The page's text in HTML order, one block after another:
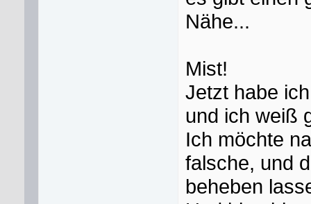
Nähe...
Mist!
Jetzt habe
und ich weiß
Ich möchte
falsche, und
beheben